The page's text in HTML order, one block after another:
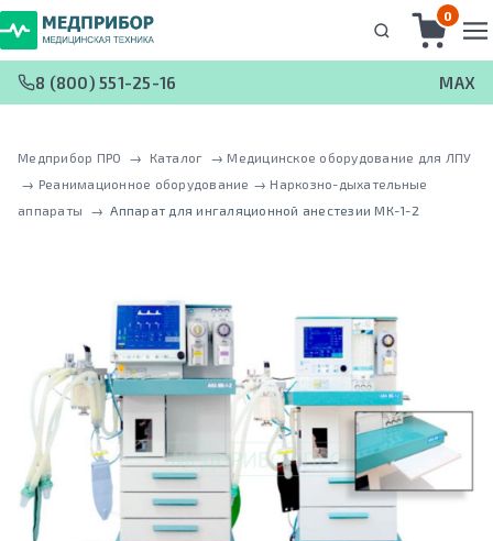
0
8 (800) 551-25-16 MAX
Медприбор ПРО → Каталог → Медицинское оборудование для ЛПУ
→ Реанимационное оборудование → Наркозно-дыхательные
аппараты
→ Аппарат для ингаляционной анестезии МК-1-2